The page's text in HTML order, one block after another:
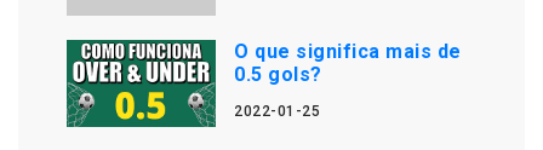
O que significa mais de
0.5 gols?
2022-01-25